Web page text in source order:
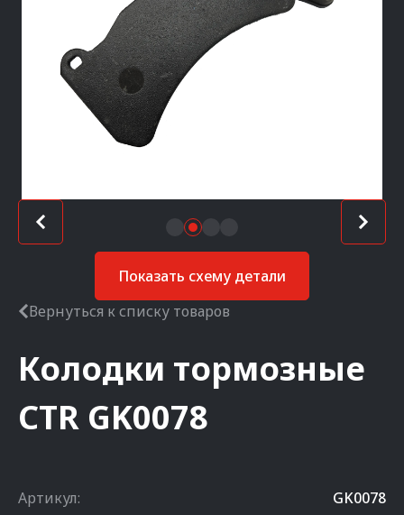
Показать схему детали
Вернуться к списку товаров
Колодки тормозные
CTR GK0078
Артикул:
GK0078